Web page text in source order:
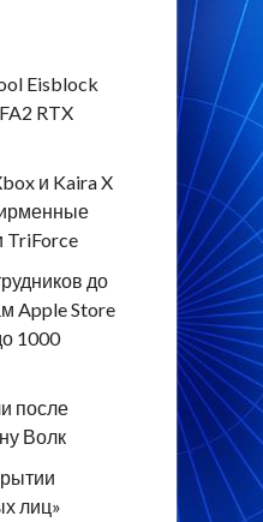
Eisblock
RTX
и Kaira X
TriForce
до
Apple Store
1000
после
Волк
лиц»